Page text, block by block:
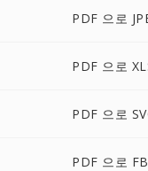
PDF 으로
PDF 으로
PDF 으로
PDF 으로